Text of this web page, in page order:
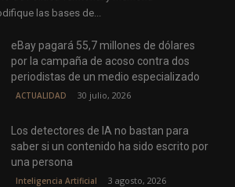
las bases de...
eBay pagará 55,7 millones de dólares
por la campaña de acoso contra dos
periodistas de un medio especializado
ACTUALIDAD 30 julio, 2026
Los detectores de IA no bastan para
saber si un contenido ha sido escrito por
una persona
Inteligencia Artificial 3 agosto, 2026